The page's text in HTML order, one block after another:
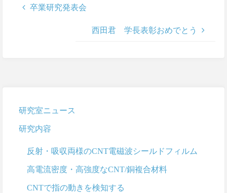
卒業研究発表会
西田君 学長表彰おめでとう
研究室ニュース
研究内容
反射・吸収両様のCNT電磁波シールドフィルム
高電流密度・高強度なCNT/銅複合材料
CNTで指の動きを検知する